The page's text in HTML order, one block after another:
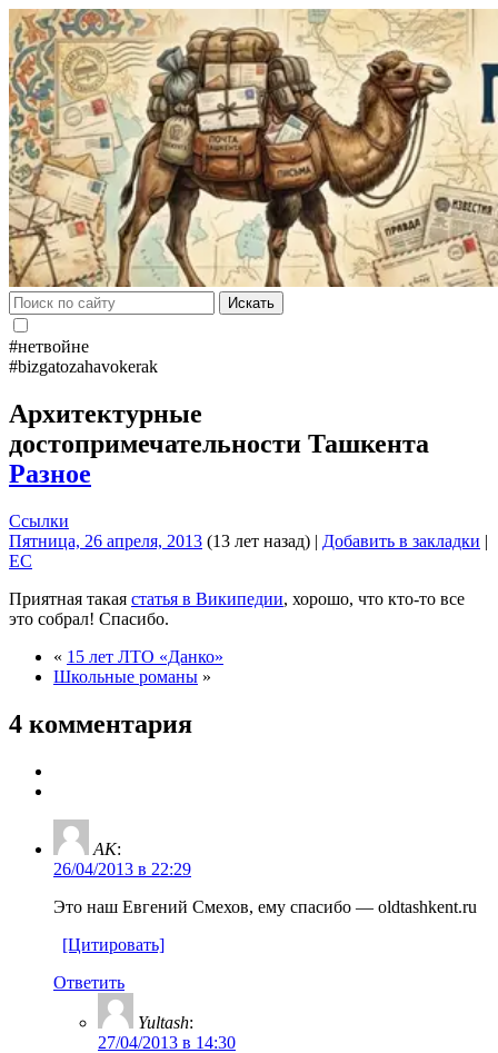
Искать
#нетвойне
#bizgatozahavokerak
Архитектурные
достопримечательности Ташкента
Разное
Ссылки
Пятница, 26 апреля, 2013 (13 лет назад) | Добавить в закладки |
EC
Приятная такая статья в Википедии, хорошо, что кто-то все
это собрал! Спасибо.
« 15 лет ЛТО «Данко»
Школьные романы »
4 комментария
AK:
26/04/2013 в 22:29
Это наш Евгений Смехов, ему спасибо — oldtashkent.ru
[Цитировать]
Ответить
Yultash:
27/04/2013 в 14:30